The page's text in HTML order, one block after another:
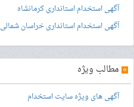
آگهی استخدام استانداری کرمانشاه
آگهی استخدام استانداری خراسان شمالی
» مطالب ویژه
آگهی های ویژه سایت استخدام